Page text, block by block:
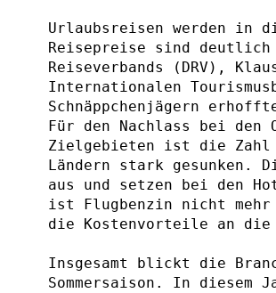
Urlaubsreisen werden in
Reisepreise sind deutlich
Reiseverbands (DRV),
Internationalen
Schnäppchenjägern
Für den Nachlass bei
Zielgebieten ist die Zahl
Ländern stark gesunken.
aus und setzen bei den
ist Flugbenzin nicht mehr
die Kostenvorteile an die
Insgesamt blickt die
Sommersaison. In